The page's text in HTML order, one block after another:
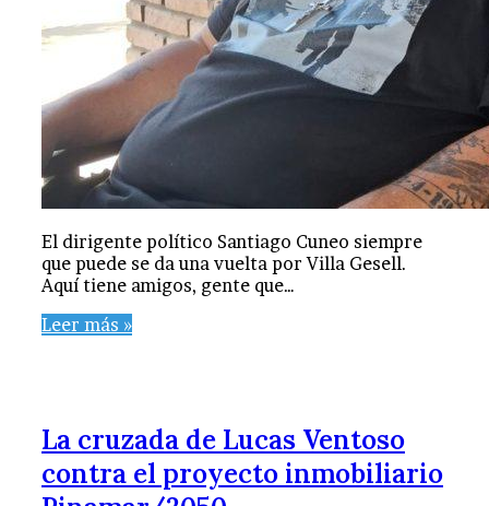
El dirigente político Santiago Cuneo siempre
que puede se da una vuelta por Villa Gesell.
Aquí tiene amigos, gente que…
Leer más »
La cruzada de Lucas Ventoso
contra el proyecto inmobiliario